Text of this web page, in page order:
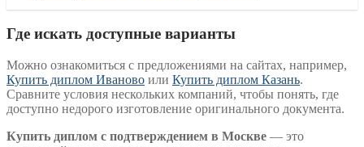
Где искать доступные варианты
Можно ознакомиться с предложениями на сайтах, например,
Купить диплом Иваново или Купить диплом Казань.
Сравните условия нескольких компаний, чтобы понять, где
доступно недорого изготовление оригинального документа.
Купить диплом с подтверждением в Москве — это